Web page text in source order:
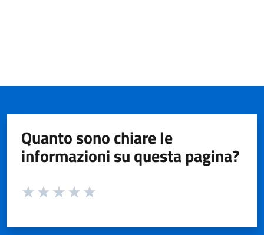
Quanto sono chiare le
informazioni su questa pagina?
Valuta da 1 a 5 stelle la pagina